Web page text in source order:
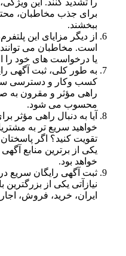
برای جذب مخاطبان،
ببخشند.
از دیگر مزایای این
است. مخاطبان می توانند
یا درخواست های خود را
به طور کلی، ثبت آگهی
کسب وکار و دسترسی
راهی مؤثر و مقرون به
محسوب می شود.
آیا به دنبال راهی مؤثر
خواهید سریع تر به
تقویت کنید؟ اگر پاسختان
یکی از برترین منابع
خواهد بود.
ثبت آگهی رایگان سریع در
نیازآتی یکی از
ایران، خرید، فروش،